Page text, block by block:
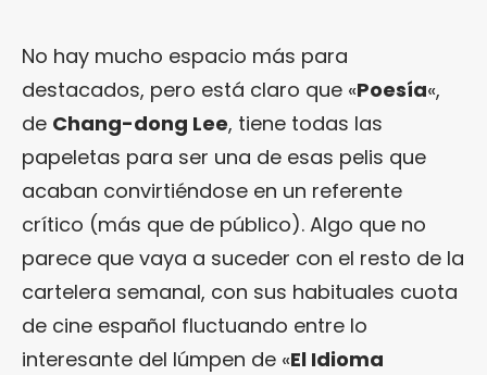
No hay mucho espacio más para
destacados, pero está claro que «Poesía«,
de Chang-dong Lee, tiene todas las
papeletas para ser una de esas pelis que
acaban convirtiéndose en un referente
crítico (más que de público). Algo que no
parece que vaya a suceder con el resto de la
cartelera semanal, con sus habituales cuota
de cine español fluctuando entre lo
interesante del lúmpen de «El Idioma